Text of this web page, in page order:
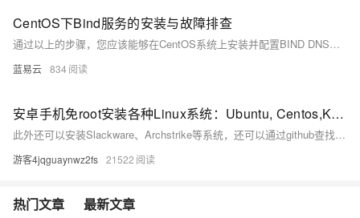
CentOS下Bind服务的安装与故障排查
通过以上的步骤，您应该能够在CentOS系统上安装并配置BIND DNS服务，并进行基本的故障排查。
蓝易云 834
安卓手机免root安装各种Linux系统：Ubuntu, Centos,Kali等
此外还可以安装Slackware、Archstrike等系统，还可以通过github查找方法安装更多有趣的东西。 昨日小编就是通过Termux安装的Kali Linux工具包。
游客4jqguaynwz2fs 21522
热门文章 最新文章